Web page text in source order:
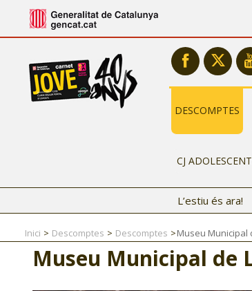
DESCOMPTES
CJ
L’estiu és ara!
Inici Descomptes Descomptes Museu Municipal
Museu Municipal de